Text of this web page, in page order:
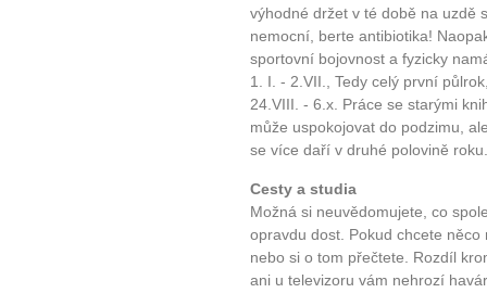
10 tipů
...
výhodné držet v té době na uzdě
nemocní, berte antibiotika!
sportovní bojovnost a fyzicky
1. I. - 2.VII., Tedy celý první
24.VIII. - 6.x. Práce se starými
může uspokojovat do podzimu,
se více daří v druhé polovině roku.
Cesty a studia
Možná si neuvědomujete, co
opravdu dost. Pokud chcete
nebo si o tom přečtete. Rozdíl
ani u televizoru vám nehrozí